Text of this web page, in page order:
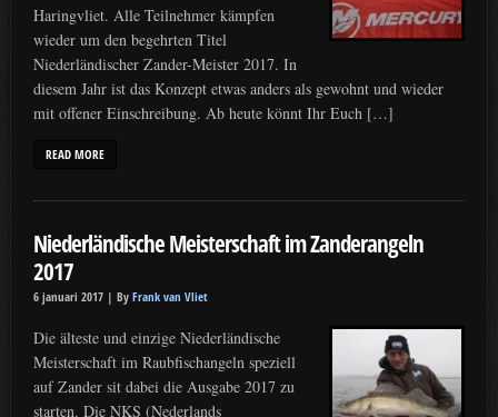
Haringvliet. Alle Teilnehmer kämpfen
wieder um den begehrten Titel
Niederländischer Zander-Meister 2017. In
diesem Jahr ist das Konzept etwas anders als gewohnt und wieder
mit offener Einschreibung. Ab heute könnt Ihr Euch […]
READ MORE
Niederländische Meisterschaft im Zanderangeln
2017
6 januari 2017 | By Frank van Vliet
Die älteste und einzige Niederländische
Meisterschaft im Raubfischangeln speziell
auf Zander sit dabei die Ausgabe 2017 zu
starten. Die NKS (Nederlands